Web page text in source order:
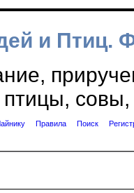
и Птиц.
совы,
Правила Поиск